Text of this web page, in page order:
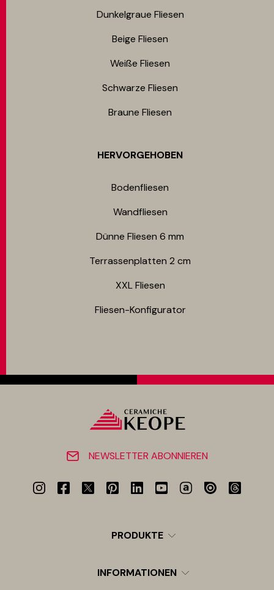
Dunkelgraue Fliesen
Beige Fliesen
Weiße Fliesen
Schwarze Fliesen
Braune Fliesen
HERVORGEHOBEN
Bodenfliesen​
Wandfliesen
Dünne Fliesen 6 mm​
Terrassenplatten 2 cm
XXL Fliesen
Fliesen-Konfigurator
NEWSLETTER ABONNIEREN
PRODUKTE
INFORMATIONEN